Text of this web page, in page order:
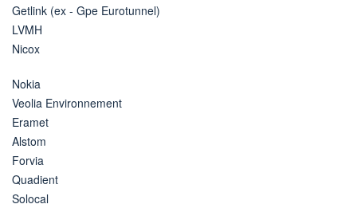
Getlink (ex - Gpe Eurotunnel)
LVMH
Nicox
Nokia
Veolia Environnement
Eramet
Alstom
Forvia
Quadient
Solocal